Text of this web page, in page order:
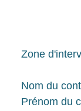
Zone
Nom du
Prénom du